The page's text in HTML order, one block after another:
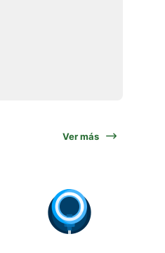
Ver más